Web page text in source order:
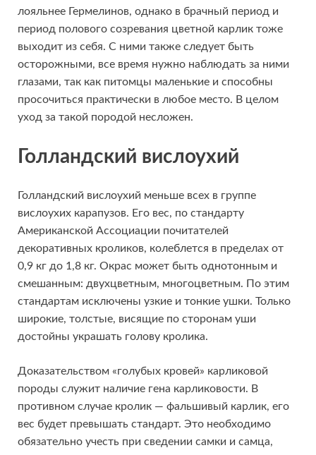
лояльнее Гермелинов, однако в брачный период и
период полового созревания цветной карлик тоже
выходит из себя. С ними также следует быть
осторожными, все время нужно наблюдать за ними
глазами, так как питомцы маленькие и способны
просочиться практически в любое место. В целом
уход за такой породой несложен.
Голландский вислоухий
Голландский вислоухий меньше всех в группе
вислоухих карапузов. Его вес, по стандарту
Американской Ассоциации почитателей
декоративных кроликов, колеблется в пределах от
0,9 кг до 1,8 кг. Окрас может быть однотонным и
смешанным: двухцветным, многоцветным. По этим
стандартам исключены узкие и тонкие ушки. Только
широкие, толстые, висящие по сторонам уши
достойны украшать голову кролика.
Доказательством «голубых кровей» карликовой
породы служит наличие гена карликовости. В
противном случае кролик — фальшивый карлик, его
вес будет превышать стандарт. Это необходимо
обязательно учесть при сведении самки и самца,